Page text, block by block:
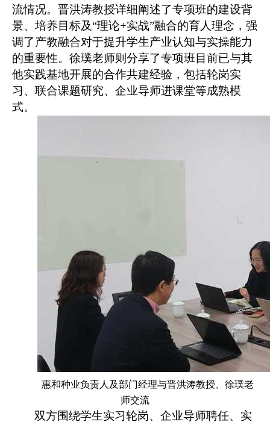
流情况。晋洪涛教授详细阐述了专项班的建设背
景、培养目标及“理论+实战”融合的育人理念，强
调了产教融合对于提升学生产业认知与实操能力
的重要性。徐璞老师则分享了专项班目前已与其
他实践基地开展的合作共建经验，包括轮岗实
习、联合课题研究、企业导师进课堂等成熟模
式。
惠和种业负责人及部门经理与晋洪涛教授、徐璞老
师交流
双方围绕学生实习轮岗、企业导师聘任、实